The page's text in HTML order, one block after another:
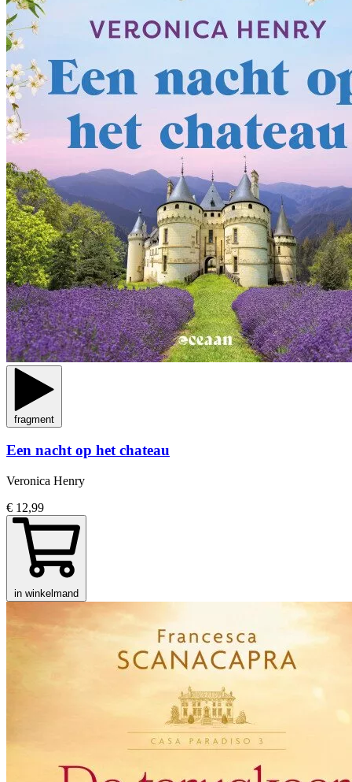
fragment
Een nacht op het chateau
Veronica Henry
€ 12,99
in winkelmand